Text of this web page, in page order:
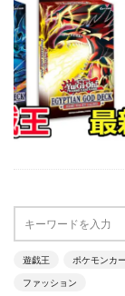
遊戯王 ポケモンカ
ファッション
25th
25th
25thシークレ
700本限定
ANIMATION
ANIMATION
BURST OF